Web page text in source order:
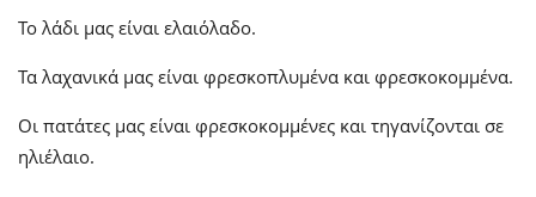
Το λάδι μας είναι ελαιόλαδο.
Τα λαχανικά μας είναι φρεσκοπλυμένα και φρεσκοκομμένα.
Οι πατάτες μας είναι φρεσκοκομμένες και τηγανίζονται σε
ηλιέλαιο.